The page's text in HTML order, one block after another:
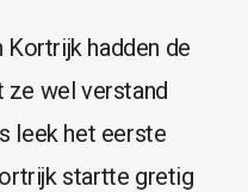
hadden de
ze wel verstand
leek het eerste
startte gretig